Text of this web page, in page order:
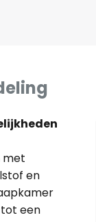
met
en
een